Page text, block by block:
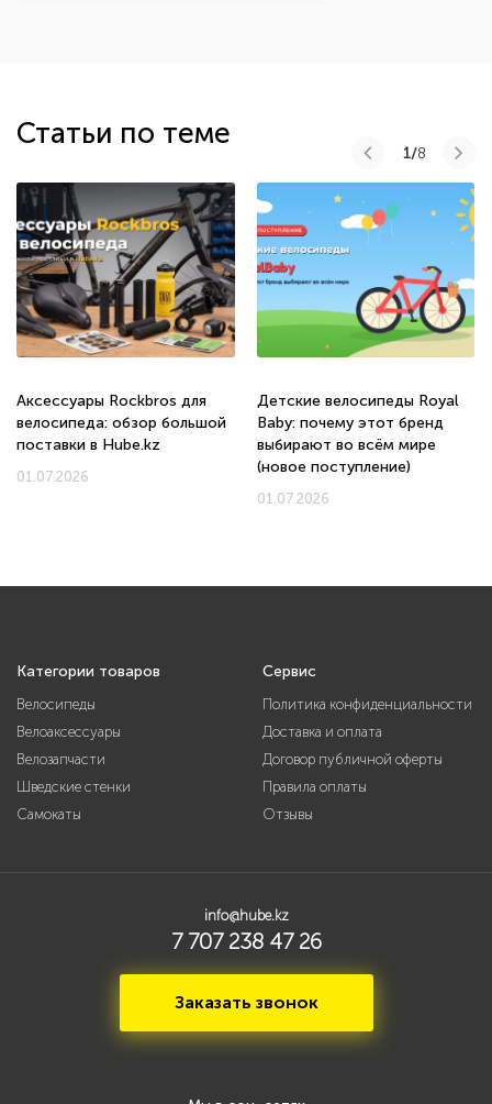
Статьи по теме
Аксессуары Rockbros для
велосипеда: обзор большой
поставки в Hube.kz
01.07.2026
Детские велосипеды Royal
Baby: почему этот бренд
выбирают во всём мире
(новое поступление)
01.07.2026
1/8
Категории товаров
Велосипеды
Велоаксессуары
Велозапчасти
Шведские стенки
Самокаты
Сервис
Политика конфиденциальности
Доставка и оплата
Договор публичной оферты
Правила оплаты
Отзывы
info@hube.kz
7 707 238 47 26
Заказать звонок